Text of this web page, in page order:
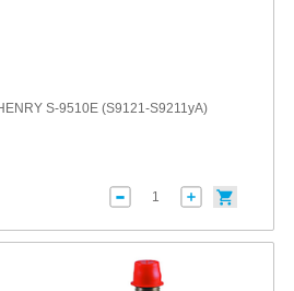
S-9510E (S9121-S9211yA)